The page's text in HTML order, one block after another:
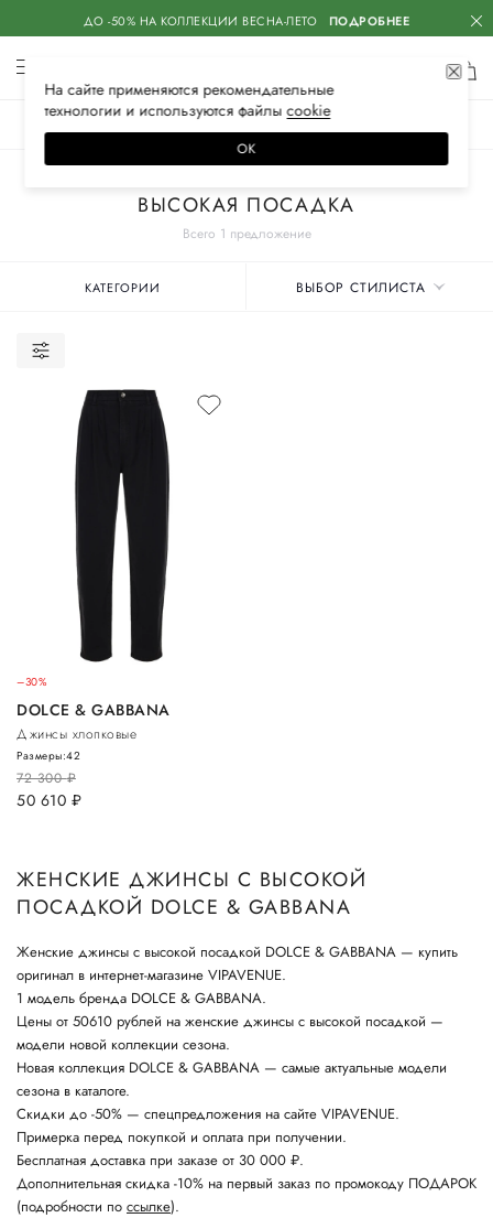
ДО -50% НА КОЛЛЕКЦИИ ВЕСНА-ЛЕТО ПОДРОБНЕЕ
Всего 1 предложение
ВЫСОКАЯ ПОСАДКА
КАТЕГОРИИ ВЫБОР СТИЛИСТА
–30%
DOLCE & GABBANA
Джинсы хлопковые
72 300руб.
50 610 руб.
Размеры:42
ЖЕНСКИЕ ДЖИНСЫ С ВЫСОКОЙ
ПОСАДКОЙ DOLCE & GABBANA
Женские джинсы с высокой посадкой DOLCE & GABBANA — купить
оригинал в интернет-магазине VIPAVENUE.
1 модель бренда DOLCE & GABBANA.
Цены от 50610 рублей на женские джинсы с высокой посадкой —
модели новой коллекции сезона.
Новая коллекция DOLCE & GABBANA — самые актуальные модели
сезона в каталоге.
Скидки до -50% — спецпредложения на сайте VIPAVENUE.
Примерка перед покупкой и оплата при получении.
Бесплатная доставка при заказе от 30 000 ₽.
Дополнительная скидка -10% на первый заказ по промокоду ПОДАРОК
(подробности по ссылке).
На сайте применяются рекомендательные
технологии и используются файлысооkiе
ОК